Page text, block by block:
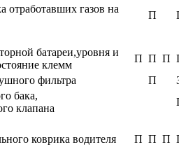
отработавших газов на
П
батареи,уровня и
клемм
П П П
фильтра
П
бака,
клапана
коврика водителя
П П П